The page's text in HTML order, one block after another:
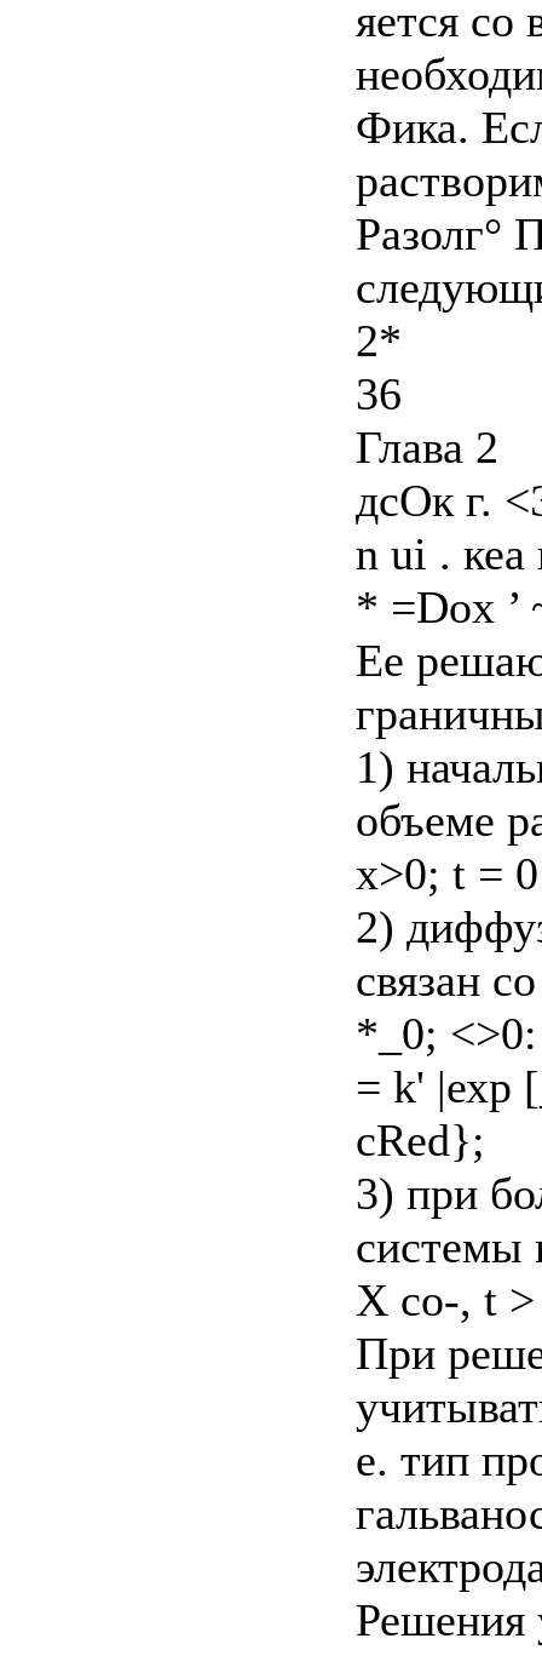
яется со
Фика.
Разолг°
2*
36
Глава 2
дсОк г.
n ui . кеа
* =Dox ’
Ее
1)
объеме
х>0; t =
2)
связан
*_0;
= k' |ехр
cRed};
3) при
системы
X со-, t
При
е. тип
Решения